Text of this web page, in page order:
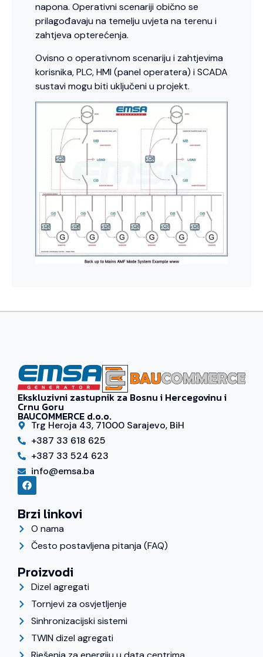
napona. Operativni scenariji obično se
prilagođavaju na temelju uvjeta na terenu i
zahtjeva opterećenja.
Ovisno o operativnom scenariju i zahtjevima
korisnika, PLC, HMI (panel operatera) i SCADA
sustavi mogu biti uključeni u projekt.
Ekskluzivni zastupnik za Bosnu i Hercegovinu i
Crnu Goru
BAUCOMMERCE d.o.o.
Trg Heroja 43, 71000 Sarajevo, BiH
+387 33 618 625
+387 33 524 623
info@emsa.ba
Brzi linkovi
O nama
Često postavljena pitanja (FAQ)
Proizvodi
Dizel agregati
Tornjevi za osvjetljenje
Sinhronizacijski sistemi
TWIN dizel agregati